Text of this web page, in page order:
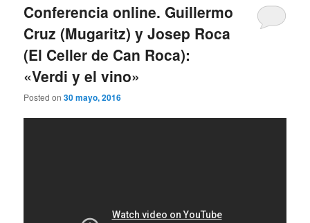
Conferencia online. Guillermo
Cruz (Mugaritz) y Josep Roca
(El Celler de Can Roca):
«Verdi y el vino»
Posted on30 mayo, 2016